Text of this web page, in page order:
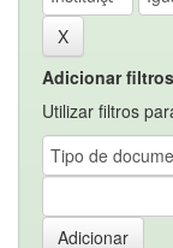
Adicionar
Utilizar filtros